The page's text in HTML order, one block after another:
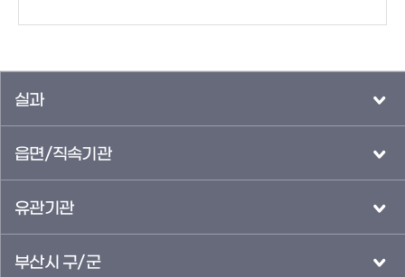
실과
읍면/직속기관
유관기관
부산시 구/군